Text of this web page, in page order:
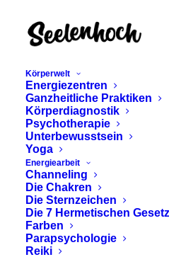
Körperwelt
Energiezentren
Ganzheitliche Praktiken
Körperdiagnostik
Psychotherapie
Unterbewusstsein
Yoga
Energiearbeit
Channeling
Die Chakren
Die Sternzeichen
Die 7 Hermetischen
Farben
Parapsychologie
Reiki
Zen-